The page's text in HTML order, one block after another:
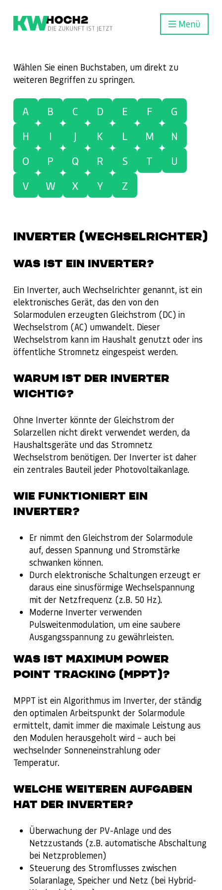
Menü
Wählen Sie einen Buchstaben, um direkt zu
weiteren Begriffen zu springen.
A B C D E F
G
H
I J K L M
N
O
P Q R S T
U
V
W X Y Z
INVERTER (WECHSELRICHTER)
WAS IST EIN INVERTER?
Ein Inverter, auch Wechselrichter genannt, ist ein
elektronisches Gerät, das den von den
Solarmodulen erzeugten Gleichstrom (DC) in
Wechselstrom (AC) umwandelt. Dieser
Wechselstrom kann im Haushalt genutzt oder ins
öffentliche Stromnetz eingespeist werden.
WARUM IST DER INVERTER
WICHTIG?
Ohne Inverter könnte der Gleichstrom der
Solarzellen nicht direkt verwendet werden, da
Haushaltsgeräte und das Stromnetz
Wechselstrom benötigen. Der Inverter ist daher
ein zentrales Bauteil jeder Photovoltaikanlage.
WIE FUNKTIONIERT EIN
INVERTER?
Er nimmt den Gleichstrom der Solarmodule
auf, dessen Spannung und Stromstärke
schwanken können.
Durch elektronische Schaltungen erzeugt er
daraus eine sinusförmige Wechselspannung
mit der Netzfrequenz (z.B. 50 Hz).
Moderne Inverter verwenden
Pulsweitenmodulation, um eine saubere
Ausgangsspannung zu gewährleisten.
WAS IST MAXIMUM POWER
POINT TRACKING (MPPT)?
MPPT ist ein Algorithmus im Inverter, der ständig
den optimalen Arbeitspunkt der Solarmodule
ermittelt, damit immer die maximale Leistung aus
den Modulen herausgeholt wird – auch bei
wechselnder Sonneneinstrahlung oder
Temperatur.
WELCHE WEITEREN AUFGABEN
HAT DER INVERTER?
Überwachung der PV-Anlage und des
Netzzustands (z.B. automatische Abschaltung
bei Netzproblemen)
Steuerung des Stromflusses zwischen
Solaranlage, Speicher und Netz (bei Hybrid-